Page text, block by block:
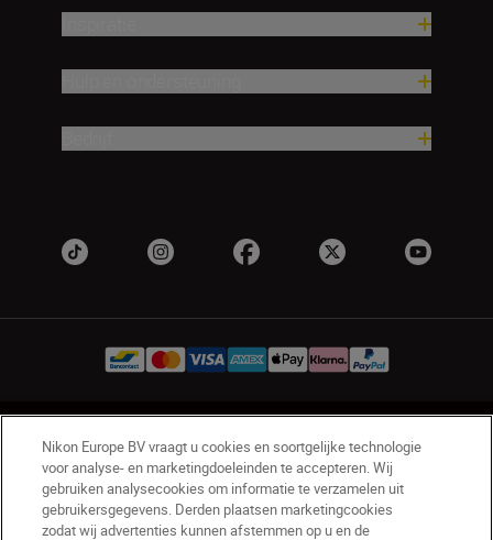
BE(nl) Nikon Sites
Contact opnemen
Privacyverklaring
Gebruiksvoorwaarden
Nikon Store - Algemene voorwaarden
Nikon Europe BV vraagt u cookies en soortgelijke technologie
voor analyse- en marketingdoeleinden te accepteren. Wij
gebruiken analysecookies om informatie te verzamelen uit
gebruikersgegevens. Derden plaatsen marketingcookies
zodat wij advertenties kunnen afstemmen op u en de